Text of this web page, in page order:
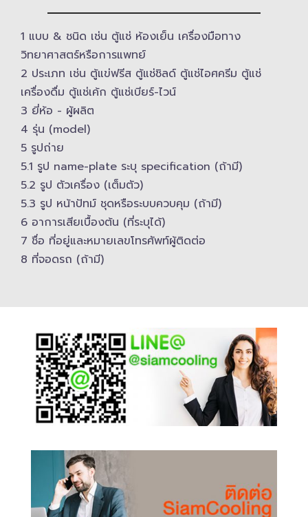
1 แบบ & ​ชนิด เช่น ตู้แช่ ห้องเย็น เครื่องมือทาง
วิทยาศาสตร์​หรือการแพทย์
2 ประเภท เช่น ตู้แข่ฟรีส ตู้แช่ชิลด์ ตู้แช่ไอศครีม ตู้แช่
เครื่องดื่ม ตู้แช่เค้ก ตู้แช่เบียร์-ไวน์
3 ยี่ห้อ -​ ผู้ผลิต
4 รุ่น (model)
5 รูปถ่าย
5.1 รูป name-plate ระบุ specification (ถ้ามี)
5.2 รูป ตัวเครื่อง (เต็มตัว)
5.3 รูป หน้าปัทม์ ชุดหรือระบบควบคุม (ถ้ามี)​
6 อาการเสียเบื้องต้น (ที่ระบุได้)
7 ชื่อ ที่อยู่และ​หมายเลขโทรศัพท์​ผู้ติดต่อ
8 ที่จอดรถ (ถ้ามี)​